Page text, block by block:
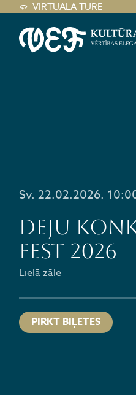
VIRTUĀLĀ TŪRE
Sv. 22.02.2026.
DEJU
FEST 2026
Lielā zāle
PIRKT BIĻETES